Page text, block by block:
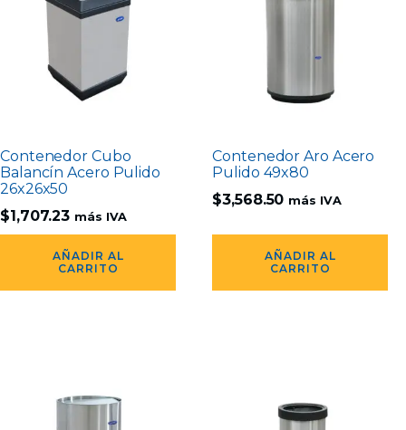
Contenedor Cubo
Balancín Acero Pulido
26x26x50
$1,707.23 más IVA
AÑADIR AL
CARRITO
Contenedor Aro Acero
Pulido 49x80
$3,568.50 más IVA
AÑADIR AL
CARRITO